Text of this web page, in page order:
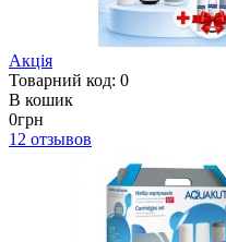
Акція
Товарний код: 0
В кошик
0грн
12 отзывов